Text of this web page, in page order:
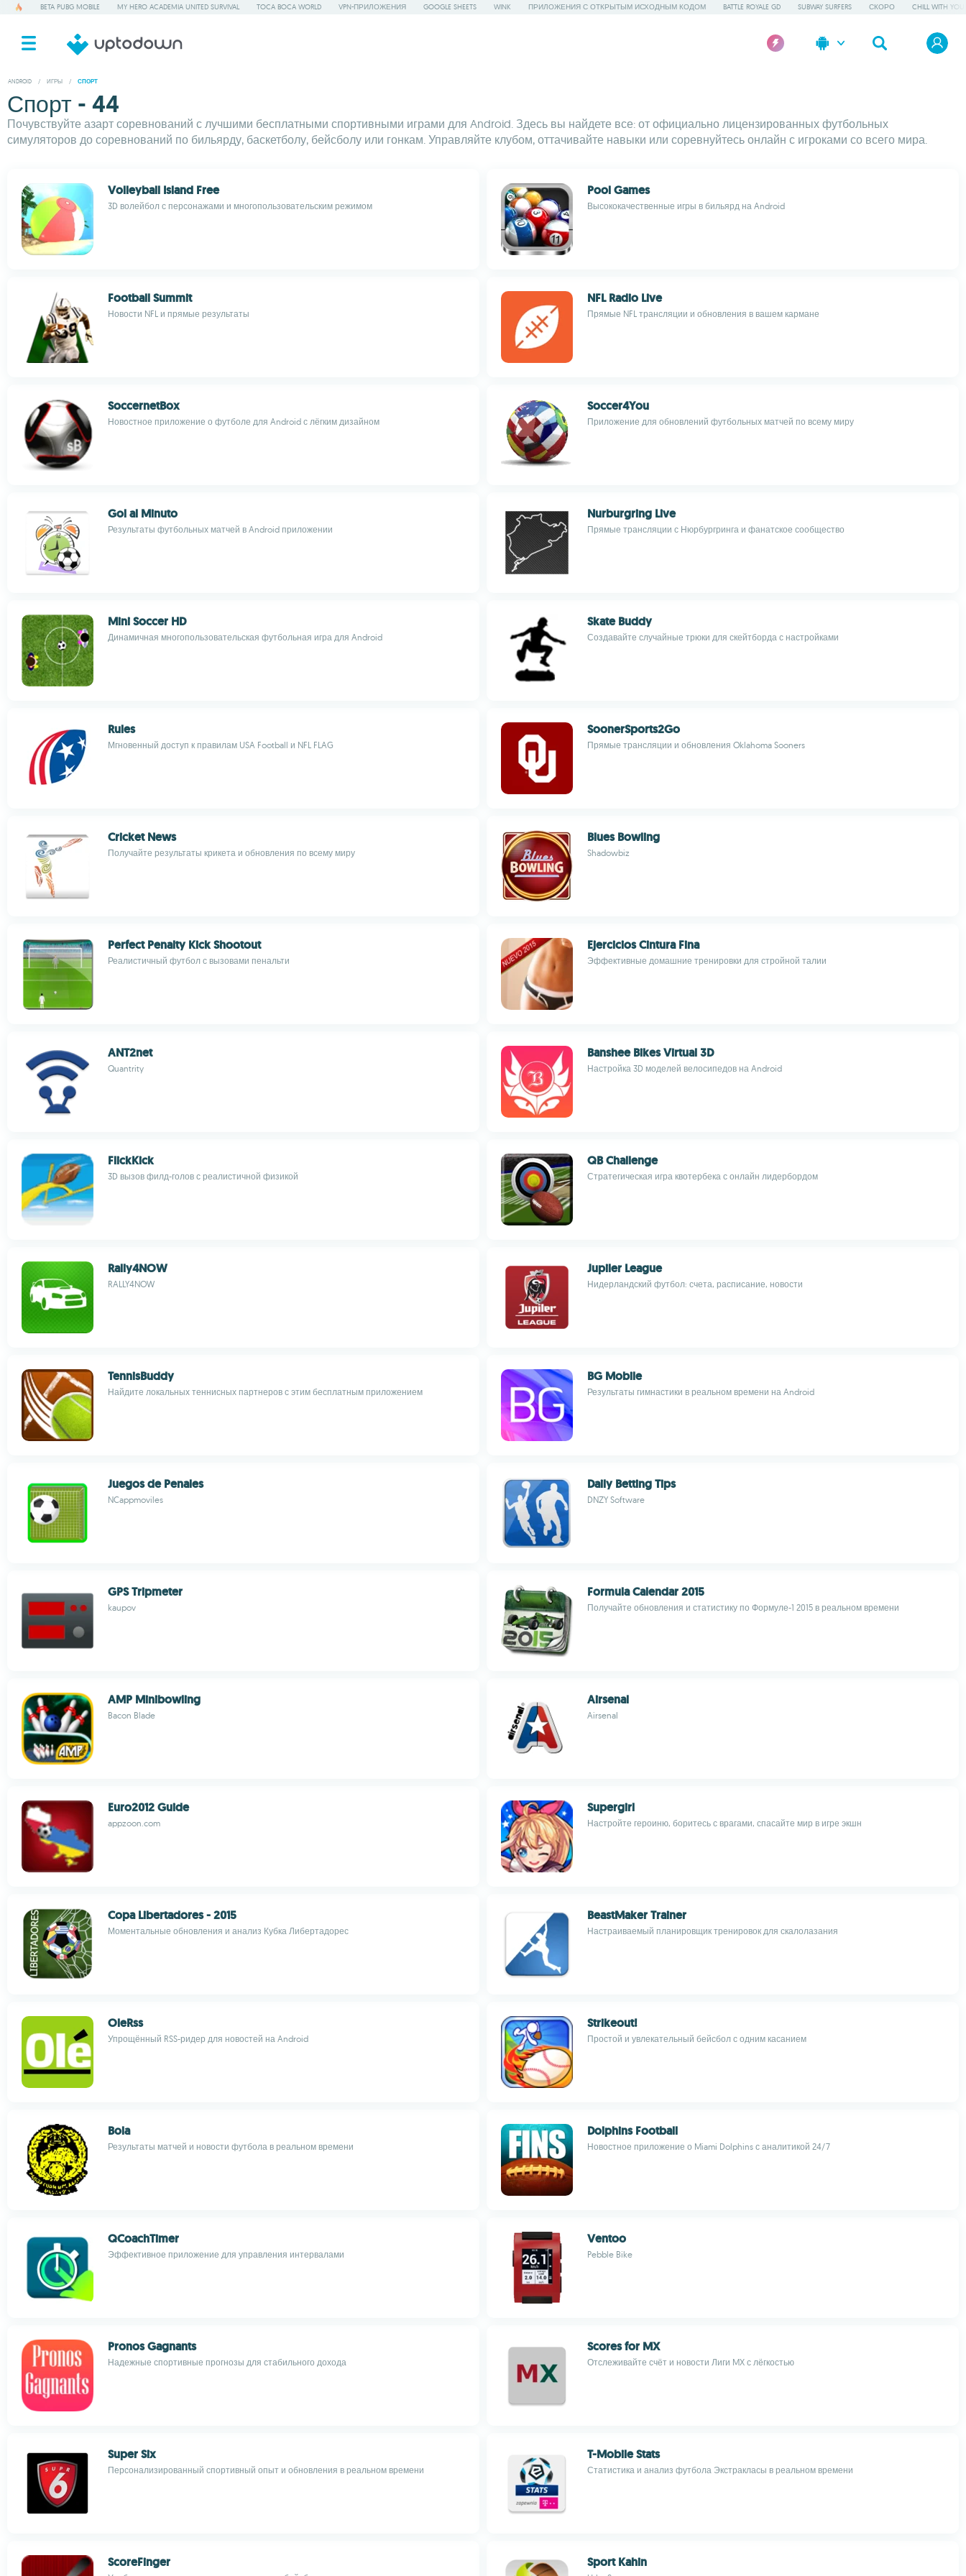
BETA PUBG MOBILE MY HERO ACADEMIA UNITED SURVIVAL TOCA BOCA WORLD VPN-ПРИЛОЖЕНИЯ GOOGLE SHEETS WINK ПРИЛОЖЕНИЯ С ОТКРЫТЫМ ИСХОДНЫМ КОДОМ BATTLE ROYALE GD SUBWAY SURFERS СКОРО CHILL WITH YOU
ANDROID / ИГРЫ / СПОРТ
Спорт - 44
Почувствуйте азарт соревнований с лучшими бесплатными спортивными играми для Android. Здесь вы найдете все: от официально лицензированных футбольных
симуляторов до соревнований по бильярду, баскетболу, бейсболу или гонкам. Управляйте клубом, оттачивайте навыки или соревнуйтесь онлайн с игроками со всего мира.
Volleyball Island Free
3D волейбол с персонажами и многопользовательским режимом
Pool Games
Высококачественные игры в бильярд на Android
Football Summit
Новости NFL и прямые результаты
NFL Radio Live
Прямые NFL трансляции и обновления в вашем кармане
SoccernetBox
Новостное приложение о футболе для Android с лёгким дизайном
Soccer4You
Приложение для обновлений футбольных матчей по всему миру
Gol al Minuto
Результаты футбольных матчей в Android приложении
Nurburgring Live
Прямые трансляции с Нюрбургринга и фанатское сообщество
Mini Soccer HD
Динамичная многопользовательская футбольная игра для Android
Skate Buddy
Создавайте случайные трюки для скейтборда с настройками
Rules
Мгновенный доступ к правилам USA Football и NFL FLAG
SoonerSports2Go
Прямые трансляции и обновления Oklahoma Sooners
Cricket News
Получайте результаты крикета и обновления по всему миру
Blues Bowling
Shadowbiz
Perfect Penalty Kick Shootout
Реалистичный футбол с вызовами пенальти
Ejercicios Cintura Fina
Эффективные домашние тренировки для стройной талии
ANT2net
Quantrity
Banshee Bikes Virtual 3D
Настройка 3D моделей велосипедов на Android
FlickKick
3D вызов филд-голов с реалистичной физикой
QB Challenge
Стратегическая игра квотербека с онлайн лидербордом
Rally4NOW
RALLY4NOW
Jupiler League
Нидерландский футбол: счета, расписание, новости
TennisBuddy
Найдите локальных теннисных партнеров с этим бесплатным приложением
BG Mobile
Результаты гимнастики в реальном времени на Android
Juegos de Penales
NCappmoviles
Daily Betting Tips
DNZY Software
GPS Tripmeter
kaupov
Formula Calendar 2015
Получайте обновления и статистику по Формуле-1 2015 в реальном времени
AMP Minibowling
Bacon Blade
Airsenal
Airsenal
Euro2012 Guide
appzoon.com
Supergirl
Настройте героиню, боритесь с врагами, спасайте мир в игре экшн
Copa Libertadores - 2015
Моментальные обновления и анализ Кубка Либертадорес
BeastMaker Trainer
Настраиваемый планировщик тренировок для скалолазания
OleRss
Упрощённый RSS-ридер для новостей на Android
Strikeout!
Простой и увлекательный бейсбол с одним касанием
Bola
Результаты матчей и новости футбола в реальном времени
Dolphins Football
Новостное приложение о Miami Dolphins с аналитикой 24/7
QCoachTimer
Эффективное приложение для управления интервалами
Ventoo
Pebble Bike
Pronos Gagnants
Надежные спортивные прогнозы для стабильного дохода
Scores for MX
Отслеживайте счёт и новости Лиги MX с лёгкостью
Super Six
Персонализированный спортивный опыт и обновления в реальном времени
T-Mobile Stats
Статистика и анализ футбола Экстракласы в реальном времени
ScoreFinger Sport Kahin